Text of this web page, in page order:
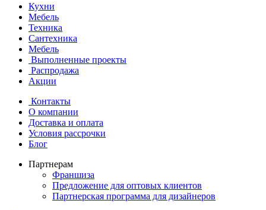
Кухни
Мебель
Техника
Сантехника
Мебель
Выполненные проекты
Распродажа
Акции
Контакты
О компании
Доставка и оплата
Условия рассрочки
Блог
Партнерам
Франшиза
Предложение для оптовых клиентов
Партнерская программа для дизайнеров